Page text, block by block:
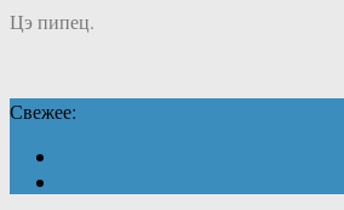
Цэ пипец.
Свежее: